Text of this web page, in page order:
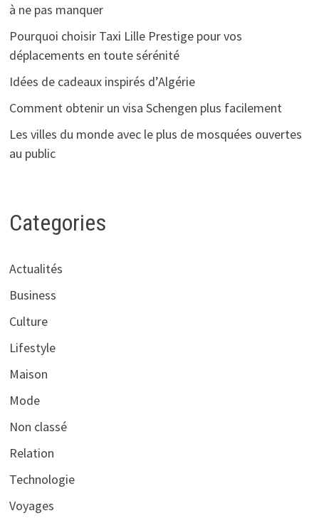
à ne pas manquer
Pourquoi choisir Taxi Lille Prestige pour vos
déplacements en toute sérénité
Idées de cadeaux inspirés d’Algérie
Comment obtenir un visa Schengen plus facilement
Les villes du monde avec le plus de mosquées ouvertes
au public
Categories
Actualités
Business
Culture
Lifestyle
Maison
Mode
Non classé
Relation
Technologie
Voyages